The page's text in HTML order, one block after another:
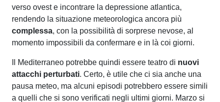
verso ovest e incontrare la depressione atlantica,
rendendo la situazione meteorologica ancora più
complessa, con la possibilità di sorprese nevose, al
momento impossibili da confermare ​e​ in là coi giorni.
Il⁣ Mediterraneo ⁢potrebbe⁤ quindi ⁢essere teatro di nuovi
attacchi perturbati. Certo, è utile che ci sia anche una
pausa meteo, ma alcuni episodi potrebbero essere ⁤simili
a⁤ quelli che si sono ⁣verificati negli ultimi giorni. Marzo si